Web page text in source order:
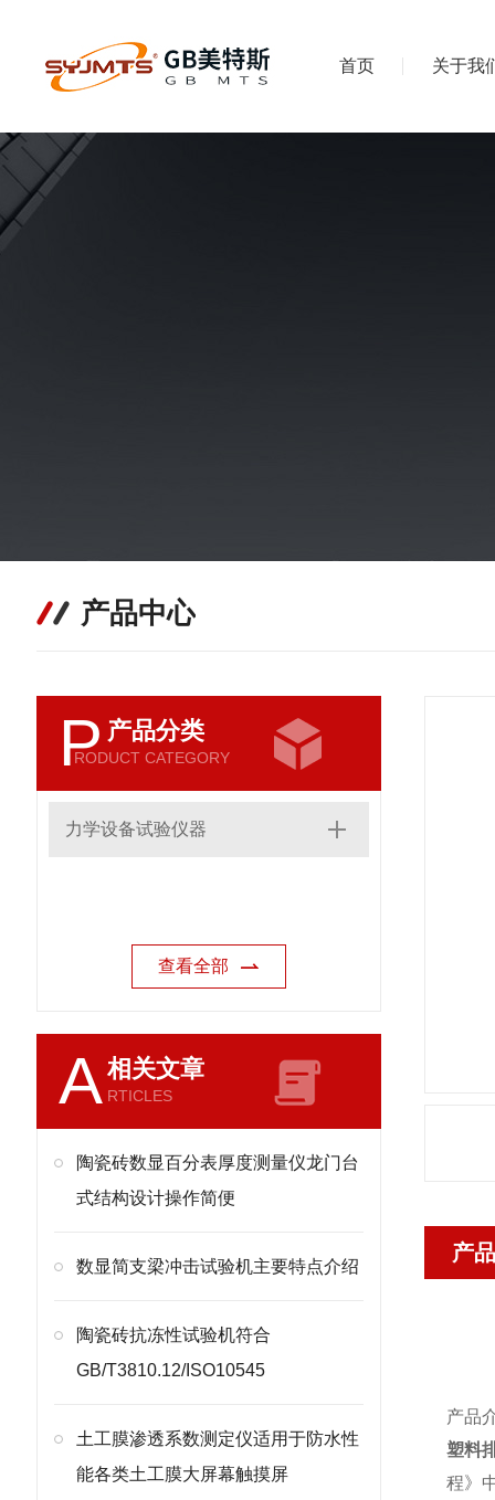
首页 关于我
产品中心
P 产品分类
RODUCT CATEGORY
力学设备试验仪器
查看全部
A相关文章
RTICLES
陶瓷砖数显百分表厚度测量仪龙门台
式结构设计操作简便
​数显简支梁冲击试验机主要特点介绍
陶瓷砖抗冻性试验机符合
GB/T3810.12/ISO10545
土工膜渗透系数测定仪适用于防水性
能各类土工膜大屏幕触摸屏
产
产品
塑料
程》